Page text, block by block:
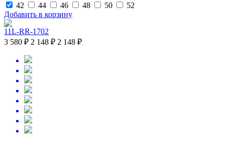
42
44 46 48 50
52
Добавить в корзину
11L-RR-1702
3 580 ₽ 2 148 ₽ 2 148 ₽